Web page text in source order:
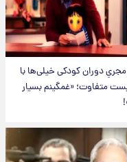
دوران کودکی خیلی‌ها با
متفاوت؛ «غمگینم بسیار